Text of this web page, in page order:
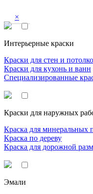
×
Интерьерные краски
Краски для стен и
Краски для кухонь и ванн
Специализированные
Краски для наружных
Краска для минеральных
Краска по дереву
Краска для дорожной
Эмали